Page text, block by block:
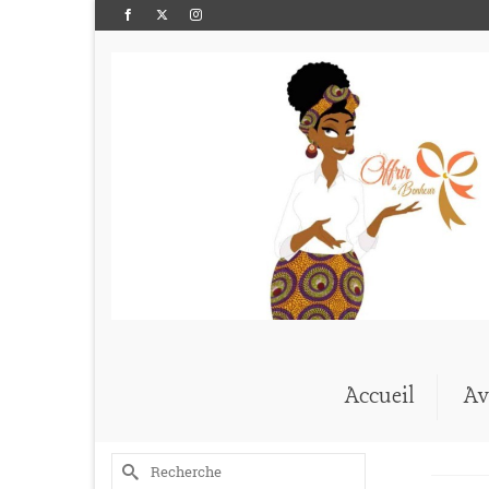
Accueil
Rechercher :